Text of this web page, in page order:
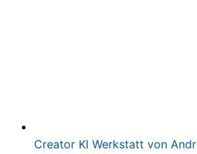
Creator KI Werkstatt von